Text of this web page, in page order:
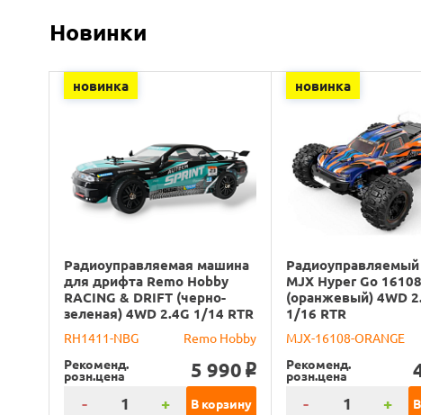
Новинки
новинка
Радиоуправляемая машина
для дрифта Remo Hobby
RACING & DRIFT (черно-
зеленая) 4WD 2.4G 1/14 RTR
RH1411-NBG
Remo Hobby
Рекоменд.
розн.цена 5 990 o
- + В корзину
новинка
MJX Hyper Go 16108
(оранжевый) 4WD
1/16 RTR
MJX-16108-ORANGE
Рекоменд.
розн.цена
- +